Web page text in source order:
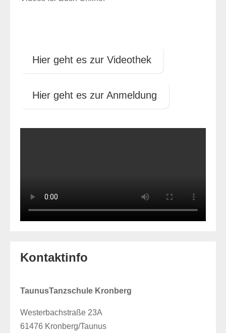
Hier geht es zur Videothek
Hier geht es zur Anmeldung
Kontaktinfo
TaunusTanzschule Kronberg
Westerbachstraße 23A
61476 Kronberg/Taunus